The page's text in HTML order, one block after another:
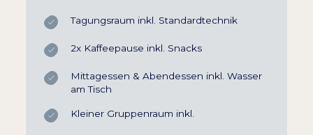
Tagungsraum inkl. Standardtechnik
2x Kaffeepause inkl. Snacks
Mittagessen & Abendessen inkl. Wasser
am Tisch
Kleiner Gruppenraum inkl.